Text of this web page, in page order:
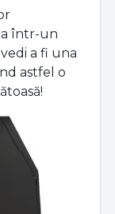
într-un
a fi una
astfel o